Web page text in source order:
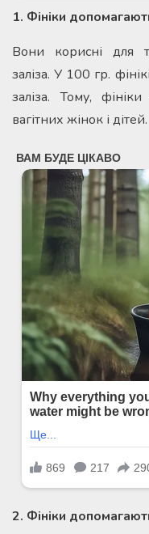
1. Фініки
Вони корисні для
заліза. У 100 гр.
заліза. Тому,
вагітних жінок і дітей.
2. Фініки